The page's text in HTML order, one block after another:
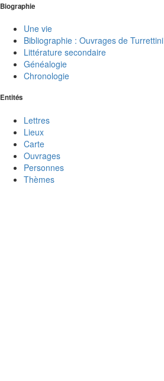
Biographie
Une vie
Bibliographie : Ouvrages de Turrettini
Littérature secondaire
Généalogie
Chronologie
Entités
Lettres
Lieux
Carte
Ouvrages
Personnes
Thèmes